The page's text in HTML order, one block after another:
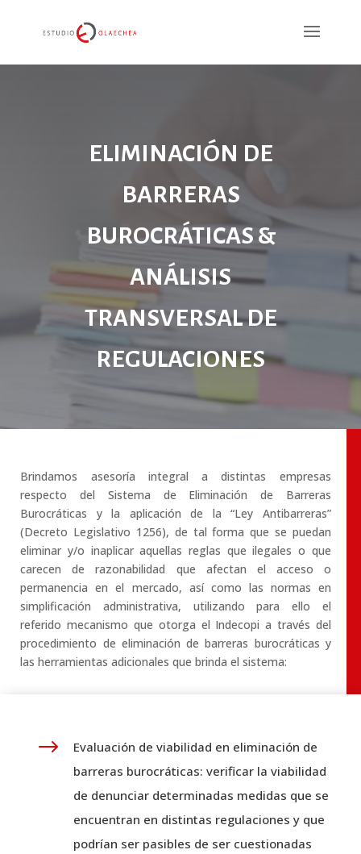
ELIMINACIÓN DE
BARRERAS
BUROCRÁTICAS &
ANÁLISIS
TRANSVERSAL DE
REGULACIONES
Brindamos asesoría integral a distintas empresas
respecto del Sistema de Eliminación de Barreras
Burocráticas y la aplicación de la “Ley Antibarreras”
(Decreto Legislativo 1256), de tal forma que se puedan
eliminar y/o inaplicar aquellas reglas que ilegales o que
carecen de razonabilidad que afectan el acceso o
permanencia en el mercado, así como las normas en
simplificación administrativa, utilizando para ello el
referido mecanismo que otorga el Indecopi a través del
procedimiento de eliminación de barreras burocráticas y
las herramientas adicionales que brinda el sistema:
$
Evaluación de viabilidad en eliminación de
barreras burocráticas: verificar la viabilidad
de denunciar determinadas medidas que se
encuentran en distintas regulaciones y que
podrían ser pasibles de ser cuestionadas